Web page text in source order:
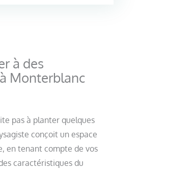
à des
Monterblanc
pas à planter quelques
conçoit un espace
en tenant compte de vos
caractéristiques du